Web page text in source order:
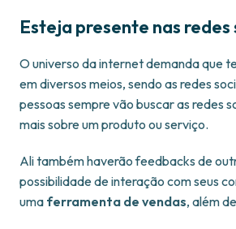
Esteja presente nas redes
O universo da internet demanda que
em diversos meios, sendo as redes
pessoas sempre vão buscar as redes
mais sobre um produto ou serviço.
Ali também haverão feedbacks de
possibilidade de interação com seus
uma ferramenta de vendas, além